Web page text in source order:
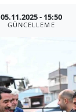
05.11.2025 - 15:50
GÜNCELLEME